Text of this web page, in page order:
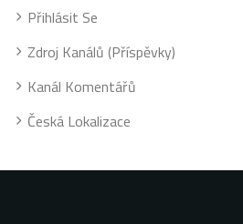
Přihlásit Se
Zdroj Kanálů (příspěvky)
Kanál Komentářů
Česká Lokalizace